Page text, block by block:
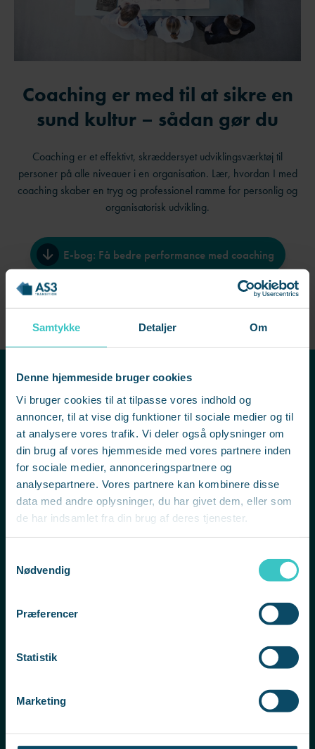
Samtykke Detaljer Om
Denne hjemmeside bruger cookies
Vi bruger cookies til at tilpasse vores indhold og
annoncer, til at vise dig funktioner til sociale medier og til
at analysere vores trafik. Vi deler også oplysninger om
din brug af vores hjemmeside med vores partnere inden
for sociale medier, annonceringspartnere og
analysepartnere. Vores partnere kan kombinere disse
data med andre oplysninger, du har givet dem, eller som
de har indsamlet fra din brug af deres tjenester.
Nødvendig
Præferencer
Statistik
Marketing
Coaching er med til at sikre en
sund kultur – sådan gør du
Coaching er et effektivt, skræddersyet udviklingsværktøj til
personer på alle niveauer i en organisation. Lær, hvordan I med
coaching skaber en tryg og professionel ramme for personlig og
organisatorisk udvikling.
E-bog: Få bedre performance med coaching
Når jeg har været i tvivl eller usikker, har min coach
været god til at stille spørgsmål, der får mig til at se
på tingene på en nye måder. Det gør, at jeg bedre
og hurtigere finder frem til de gode løsninger.
Camilla Flindt
Business Operation Administrator, Wavemaker